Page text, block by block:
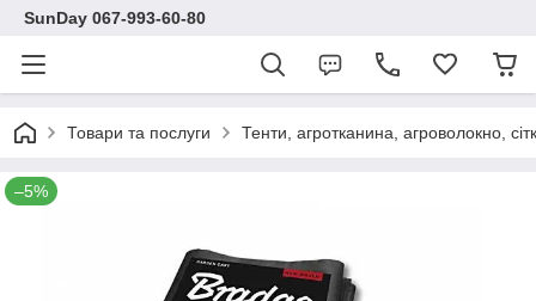
SunDay 067-993-60-80
Товари та послуги Тенти, агротканина, агроволокно,
–5%